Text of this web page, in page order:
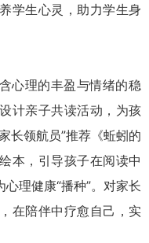
学生心灵，助力学生身
心理的丰盈与情绪的稳
计亲子共读活动，为孩
长领航员”推荐《蚯蚓的
本，引导孩子在阅读中
理健康“播种”。对家长
在陪伴中疗愈自己，实